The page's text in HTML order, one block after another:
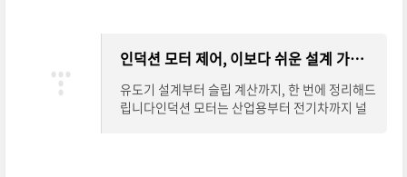
인덕션 모터 제어, 이보다 쉬운 설계 가이드는 없다
유도기 설계부터 슬립 계산까지, 한 번에 정리해드
립니다인덕션 모터는 산업용부터 전기차까지 널